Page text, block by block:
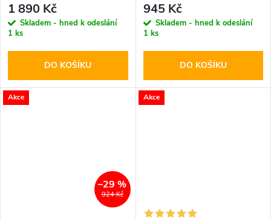
1 890 Kč
Skladem - hned k odeslání
1 ks
DO KOŠÍKU
945 Kč
Skladem - hned k odeslání
1 ks
DO KOŠÍKU
Akce
924 Kč
–29 %
Akce